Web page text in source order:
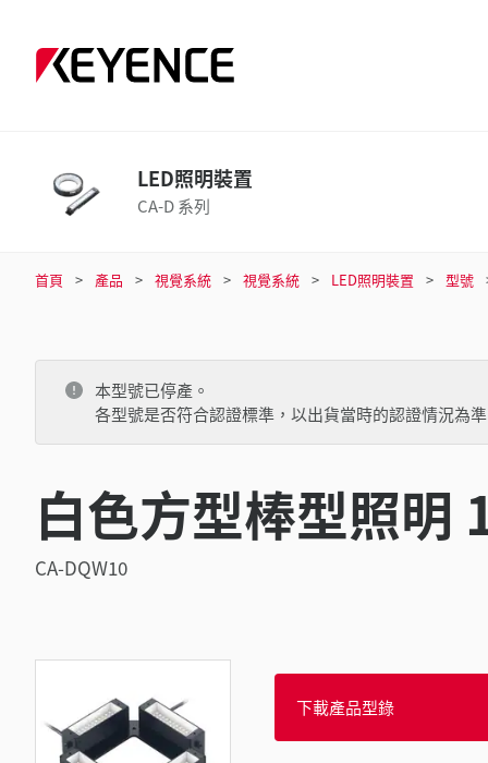
LED照明裝置
CA-D 系列
首頁 產品 視覺系統 視覺系統 LED照明裝置 型號
本型號已停產。
各型號是否符合認證標準，以出貨當時的認證情況為
白色方型棒型照明
CA-DQW10
下載產品型錄